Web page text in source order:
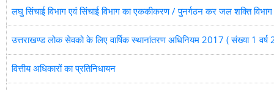
लघु सिंचाई विभाग एवं सिंचाई विभाग का एककीकरण / पुनर्गठन कर जल शक्ति
उत्तराखण्ड लोक सेवको के लिए वार्षिक स्थानांतरण अधिनियम 2017 ( संख्या 1 वर्ष
वित्तीय अधिकारों का प्रतिनिधायन